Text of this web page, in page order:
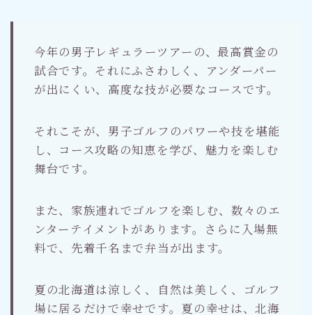
今年の男子レギュラーツアーの、最高賞金の
試合です。それにふさわしく、アンダーパー
が出にくい、高度な技が必要なコースです。
それこそが、男子ゴルフのパワーや技を堪能
し、コース攻略の知恵を学び、魅力を楽しむ
舞台です。
また、家族連れでゴルフを楽しむ、数々のエ
ンターテイメントがあります。さらに入場無
料で、先着千名まで弁当が出ます。
夏の北海道は涼しく、自然は美しく、ゴルフ
場に居るだけで幸せです。夏の幸せは、北海